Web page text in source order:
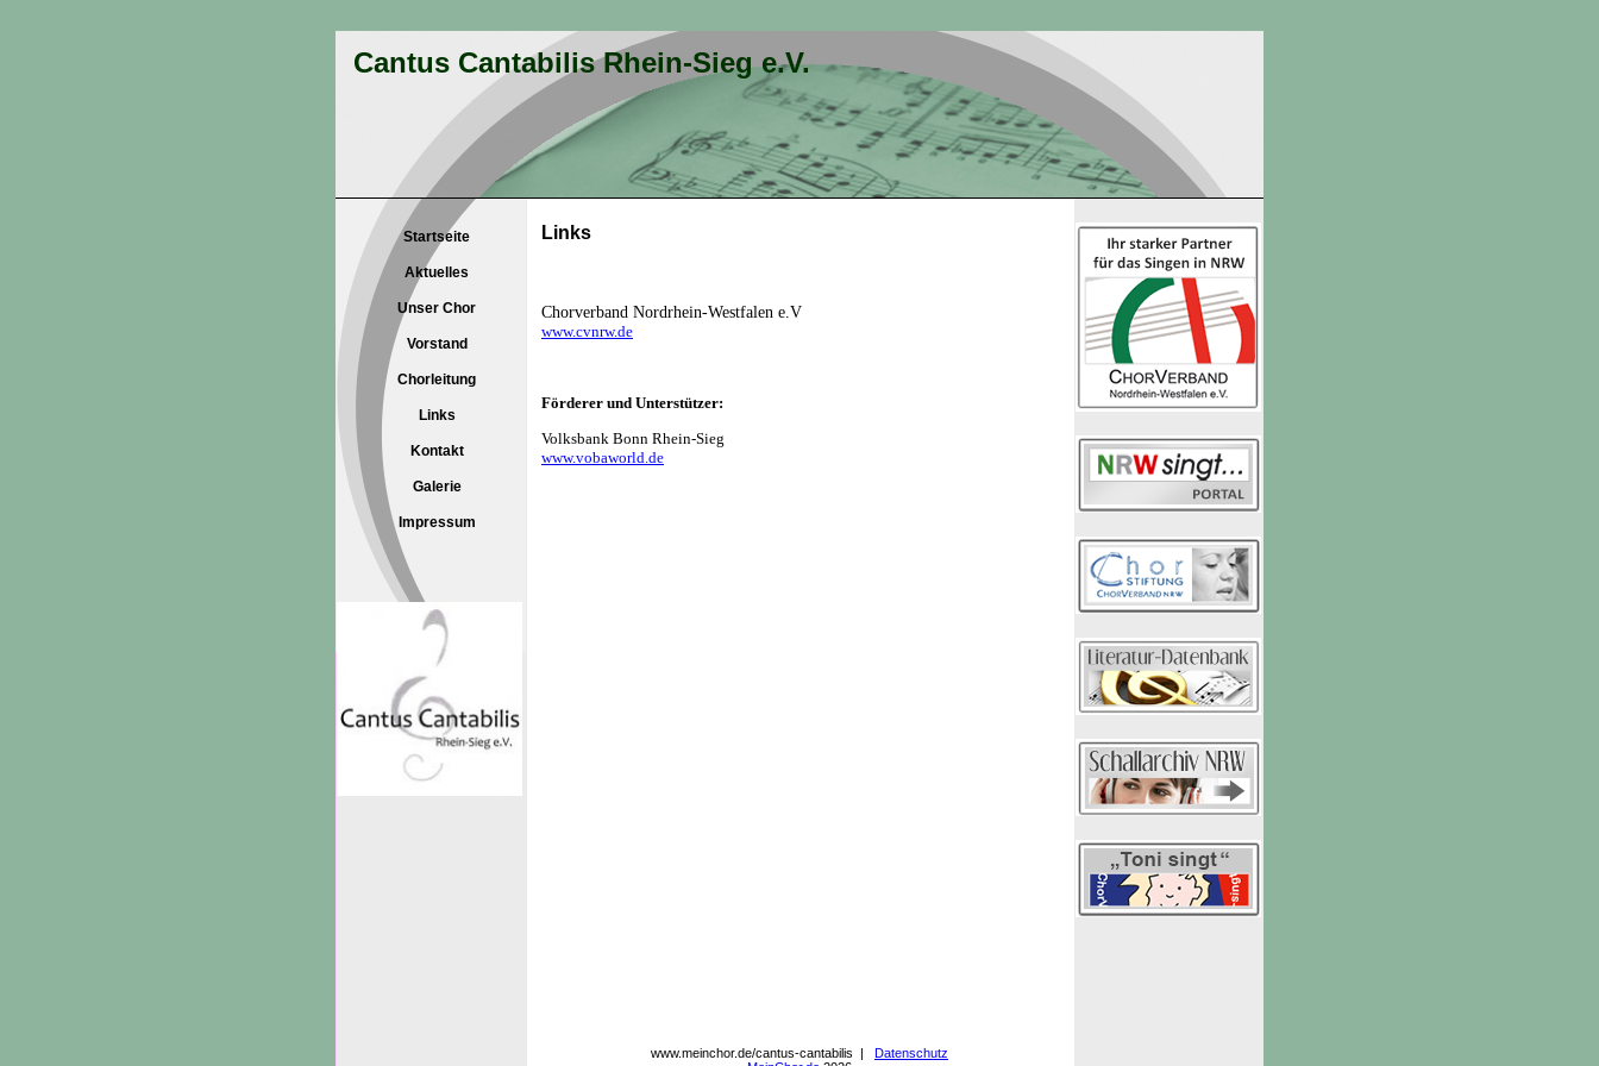
Cantus Cantabilis Rhein-Sieg e.V.
Startseite
Aktuelles
Unser Chor
Vorstand
Chorleitung
Links
Kontakt
Galerie
Impressum
Links
Chorverband Nordrhein-Westfalen e.V
www.cvnrw.de
Förderer und Unterstützer:
Volksbank Bonn Rhein-Sieg
www.vobaworld.de
www.meinchor.de/cantus-cantabilis | Datenschutz